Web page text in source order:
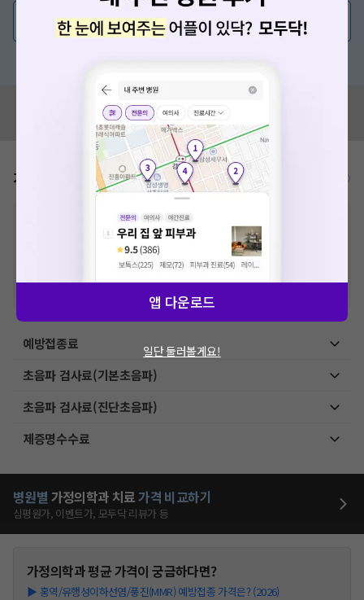
💬 무엇이든 물어보세요
혹시 잘못된 병원정보가 있나요?
모두닥 팀에 알려주세요!
가격표 비급여/급여 진료란?
추가비용 등으로 실제 가격과 상이할 수 있으니, 정확
한 가격은 해당 의료기관에 직접 문의해주세요.
건강보험심사평가원
에 고지되어 있는 급여 진료 기준 가
격입니다. (진료와 연관된 복합적인 비용이 추가되어, 병원마다 금액이 다르게
예방접종료
초음파 검사료(기본초음파)
초음파 검사료(진단초음파)
제증명수수료
병원별 가정의학과 치료가격 비교하기
심평원가, 이벤트가, 모두닥 리뷰가 등
가정의학과평균 가격이 궁금하다면?
▶ 홍역/유행성이하선염/풍진(MMR) 예방접종 가격은? (2026)
앱 다운로드
일단 둘러볼게요!